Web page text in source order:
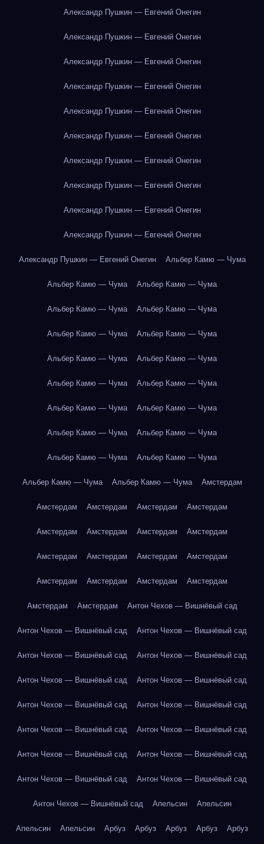
Александр Пушкин — Евгений Онегин
Александр Пушкин — Евгений Онегин
Александр Пушкин — Евгений Онегин
Александр Пушкин — Евгений Онегин
Александр Пушкин — Евгений Онегин
Александр Пушкин — Евгений Онегин
Александр Пушкин — Евгений Онегин
Александр Пушкин — Евгений Онегин
Александр Пушкин — Евгений Онегин
Александр Пушкин — Евгений Онегин
Александр Пушкин — Евгений Онегин Альбер Камю — Чума
Альбер Камю — Чума Альбер Камю — Чума
Альбер Камю — Чума Альбер Камю — Чума
Альбер Камю — Чума Альбер Камю — Чума
Альбер Камю — Чума Альбер Камю — Чума
Альбер Камю — Чума Альбер Камю — Чума
Альбер Камю — Чума Альбер Камю — Чума
Альбер Камю — Чума Альбер Камю — Чума
Альбер Камю — Чума Альбер Камю — Чума
Альбер Камю — Чума Альбер Камю — Чума Амстердам
Амстердам Амстердам Амстердам Амстердам
Амстердам Амстердам Амстердам Амстердам
Амстердам Амстердам Амстердам Амстердам
Амстердам Амстердам Амстердам Амстердам
Амстердам Амстердам Антон Чехов — Вишнёвый сад
Антон Чехов — Вишнёвый сад Антон Чехов — Вишнёвый сад
Антон Чехов — Вишнёвый сад Антон Чехов — Вишнёвый сад
Антон Чехов — Вишнёвый сад Антон Чехов — Вишнёвый сад
Антон Чехов — Вишнёвый сад Антон Чехов — Вишнёвый сад
Антон Чехов — Вишнёвый сад Антон Чехов — Вишнёвый сад
Антон Чехов — Вишнёвый сад Антон Чехов — Вишнёвый сад
Антон Чехов — Вишнёвый сад Антон Чехов — Вишнёвый сад
Антон Чехов — Вишнёвый сад Апельсин Апельсин
Апельсин Апельсин Арбуз Арбуз Арбуз Арбуз Арбуз